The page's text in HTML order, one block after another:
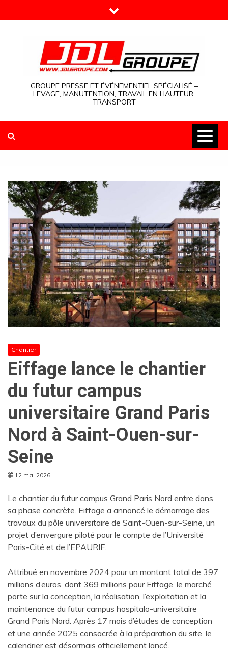
to
GROUPE PRESSE ET ÉVÉNEMENTIEL SPÉCIALISÉ –
LEVAGE, MANUTENTION, TRAVAIL EN HAUTEUR,
TRANSPORT
Chantier
Eiffage lance le chantier
du futur campus
universitaire Grand Paris
Nord à Saint-Ouen-sur-
Seine
12 mai 2026
Le chantier du futur campus Grand Paris Nord entre dans
sa phase concrète. Eiffage a annoncé le démarrage des
travaux du pôle universitaire de Saint-Ouen-sur-Seine, un
projet d’envergure piloté pour le compte de l’Université
Paris-Cité et de l’EPAURIF.
Attribué en novembre 2024 pour un montant total de 397
millions d’euros, dont 369 millions pour Eiffage, le marché
porte sur la conception, la réalisation, l’exploitation et la
maintenance du futur campus hospitalo-universitaire
Grand Paris Nord. Après 17 mois d’études de conception
et une année 2025 consacrée à la préparation du site, le
calendrier est désormais officiellement lancé.